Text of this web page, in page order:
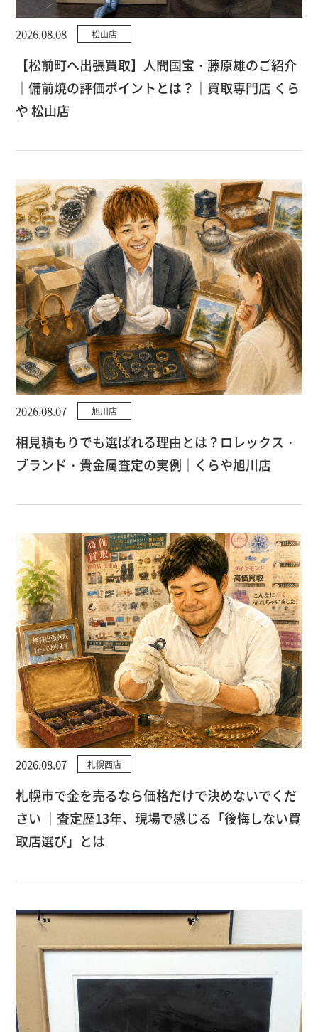
2026.08.08 松山店
【松前町へ出張買取】人間国宝・藤原雄のご紹介
｜備前焼の評価ポイントとは？｜買取専門店 くら
や 松山店
2026.08.07 旭川店
相見積もりでも選ばれる理由とは？ロレックス・
ブランド・貴金属査定の実例｜くらや旭川店
2026.08.07 札幌西店
札幌市で金を売るなら価格だけで決めないでくだ
さい ｜査定歴13年、現場で感じる「後悔しない買
取店選び」とは